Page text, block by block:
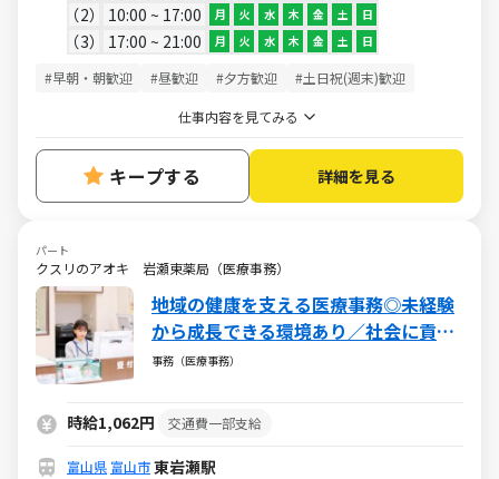
2 10:00 ~ 17:00 月 火 水 木 金 土 日
3 17:00 ~ 21:00 月 火 水 木 金 土 日
#早朝・朝歓迎 #昼歓迎 #夕方歓迎 #土日祝(週末)歓迎
仕事内容を見てみる
キープする 詳細を見る
パート
クスリのアオキ 岩瀬東薬局（医療事務）
地域の健康を支える医療事務◎未経験
から成長できる環境あり／社会に貢献
できるやりがいある仕事／週5日・1日
事務（医療事務）
時給1,062円 交通費一部支給
富山県 富山市東岩瀬駅